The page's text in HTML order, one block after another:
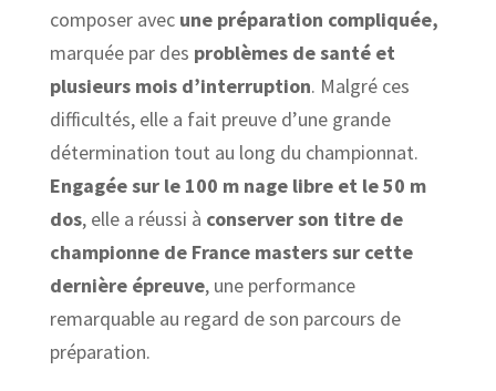
composer avecune préparation compliquée,
marquée par des problèmes desanté et
plusieurs mois d’interruption. Malgré ces
difficultés, elle a fait preuve d’une grande
détermination tout au long du championnat.
Engagée sur le 100 m nage libre et le 50 m
dos, elle a réussi à conserver son titre de
championne de France masters sur cette
dernière épreuve, une performance
remarquable au regard de son parcours de
préparation.